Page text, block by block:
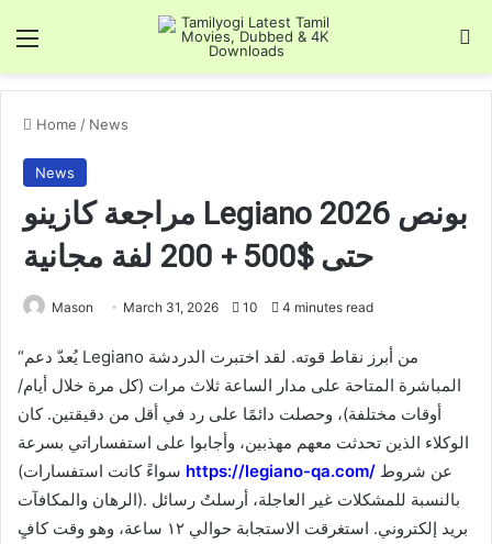
Menu
Home / News
News
مراجعة كازينو Legiano 2026 بونص
حتى $500 + 200 لفة مجانية
Mason March 31, 2026 10 4 minutes read
“يُعدّ دعم Legiano من أبرز نقاط قوته. لقد اختبرت الدردشة
المباشرة المتاحة على مدار الساعة ثلاث مرات (كل مرة خلال أيام/
أوقات مختلفة)، وحصلت دائمًا على رد في أقل من دقيقتين. كان
الوكلاء الذين تحدثت معهم مهذبين، وأجابوا على استفساراتي بسرعة
https://legiano-qa.com/
الرهان والمكافآت). بالنسبة للمشكلات غير العاجلة، أرسلتُ رسائل
بريد إلكتروني. استغرقت الاستجابة حوالي ١٢ ساعة، وهو وقت كافٍ